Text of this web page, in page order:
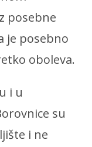
posebne
je posebno
oboleva.
i u
su
i ne